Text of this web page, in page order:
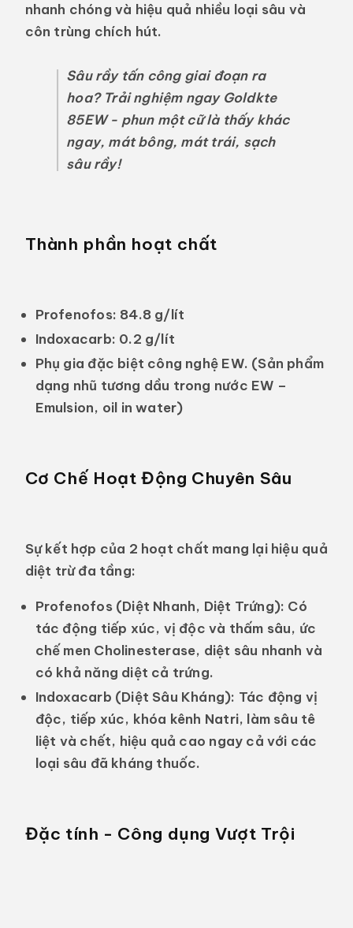
nhanh chóng và hiệu quả nhiều loại sâu và
côn trùng chích hút.
Sâu rầy tấn công giai đoạn ra
hoa? Trải nghiệm ngay Goldkte
85EW - phun một cữ là thấy khác
ngay, mát bông, mát trái, sạch
sâu rầy!
Thành phần hoạt chất
Profenofos: 84.8 g/lít
Indoxacarb: 0.2 g/lít
Phụ gia đặc biệt công nghệ EW. (Sản phẩm
dạng nhũ tương dầu trong nước EW –
Emulsion, oil in water)
Cơ Chế Hoạt Động Chuyên Sâu
Sự kết hợp của 2 hoạt chất mang lại hiệu quả
diệt trừ đa tầng:
Profenofos (Diệt Nhanh, Diệt Trứng): Có
tác động tiếp xúc, vị độc và thấm sâu, ức
chế men Cholinesterase, diệt sâu nhanh và
có khả năng diệt cả trứng.
Indoxacarb (Diệt Sâu Kháng): Tác động vị
độc, tiếp xúc, khóa kênh Natri, làm sâu tê
liệt và chết, hiệu quả cao ngay cả với các
loại sâu đã kháng thuốc.
Đặc tính - Công dụng Vượt Trội